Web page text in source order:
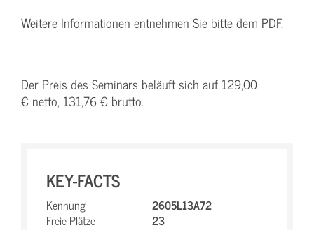
Weitere Informationen entnehmen Sie bitte dem PDF.
Der Preis des Seminars beläuft sich auf 129,00
€ netto, 131,76 € brutto.
KEY-FACTS
Kennung
2605L13A72
Freie Plätze
23